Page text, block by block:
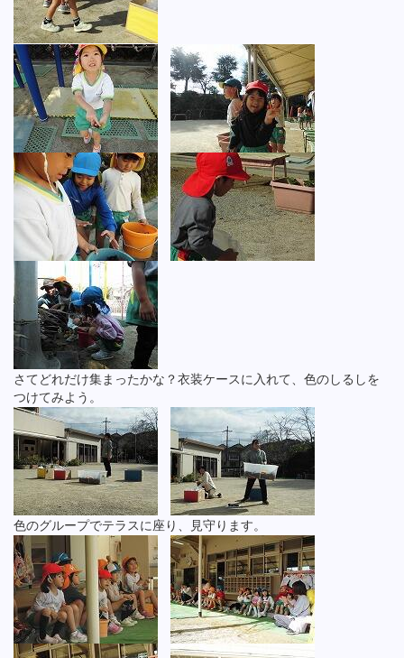
さてどれだけ集まったかな？衣装ケースに入れて、色のしるしを
つけてみよう。
色のグループでテラスに座り、見守ります。